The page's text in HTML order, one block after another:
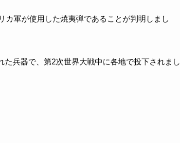
軍が使用した焼夷弾であることが判明しまし
兵器で、第2次世界大戦中に各地で投下されまし